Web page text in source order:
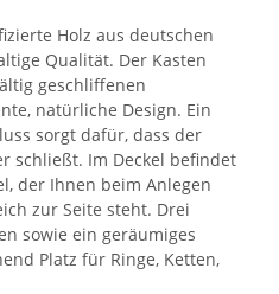
Holz aus deutschen
Qualität. Der Kasten
geschliffenen
natürliche Design. Ein
sorgt dafür, dass der
schließt. Im Deckel befindet
der Ihnen beim Anlegen
zur Seite steht. Drei
sowie ein geräumiges
Platz für Ringe, Ketten,